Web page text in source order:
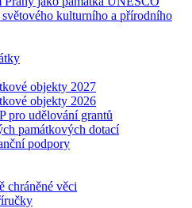
kulturního a přírodního
objekty 2027
objekty 2026
pro udělování grantů
památkových dotací
podpory
chráněné věci